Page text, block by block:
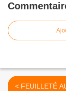
< FEUILLETÉ AU JAMBON